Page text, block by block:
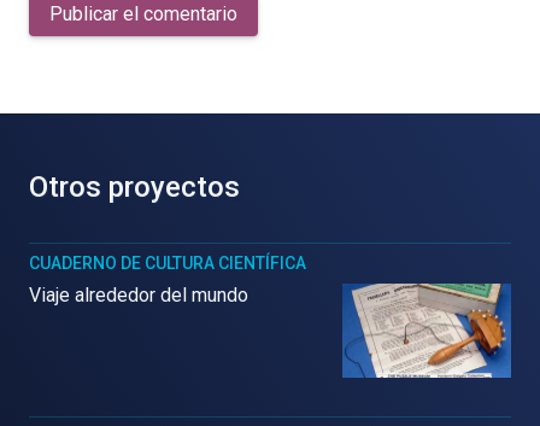
Publicar el comentario
Otros proyectos
CUADERNO DE CULTURA CIENTÍFICA
Viaje alrededor del mundo